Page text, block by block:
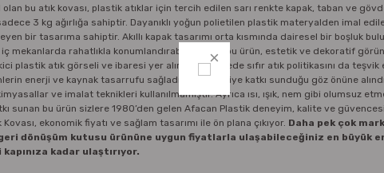
bu atık kovası, plastik atıklar için tercih edilen sarı renkte kapak, taban ve
3 kg ağırlığa sahiptir. Dayanıklı yoğun polietilen plastik materyalden imal
bir tasarıma sahiptir. Akıllı kapak tasarımı orta kısmında dairesel bir boşluk
mekanlarda rahatlıkla konumlandırabileceğiniz bu ürün, estetik ve dekoratif
atık görseli ve ibaresi yer alır ve bu sayede sıfır atık politikasını da teşvik
enerji ve kaynak tasarrufu sağladığı, ekonomiye katkı sunduğu göz önüne
ve imalat teknikleri kullanılmamıştır. Ayrıca ısı, ışık, nem gibi olumsuz
sunan bu ürün sizlere 1980’den gelen Afacan Plastik deneyim, kalite ve
ekonomik fiyatı ve sağlam tasarımı ile ön plana çıkıyor. Daha pek çok
geri dönüşüm kutusu ürününe uygun fiyatlarla ulaşabileceğiniz en büyük
kadar ulaştırıyor.